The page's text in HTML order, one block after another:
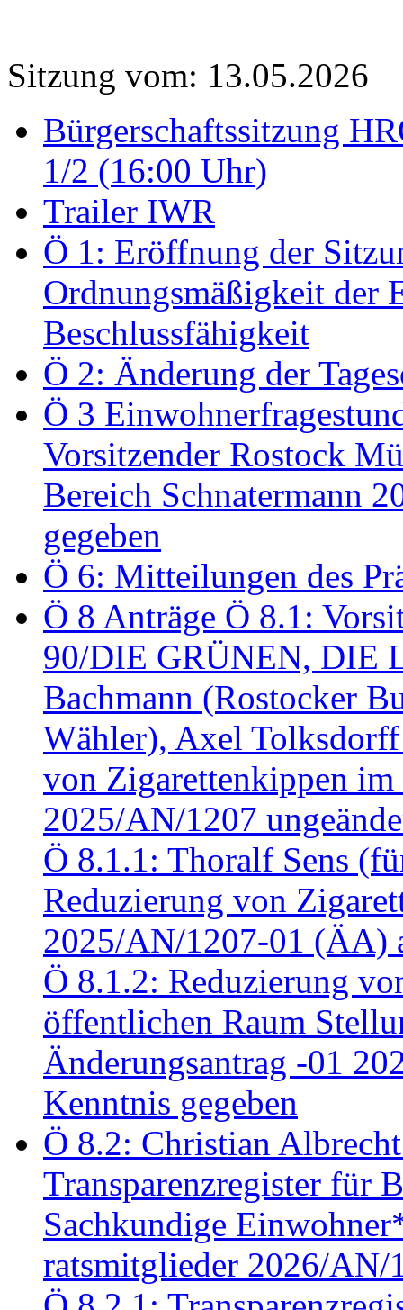
Sitzung vom: 13.05.2026
Bürgerschaftssitzung
1/2 (16:00 Uhr)
Trailer IWR
Ö 1: Eröffnung der
Ordnungsmäßigkeit der
Beschlussfähigkeit
Ö 2: Änderung der
Ö 3
Vorsitzender Rostock
Bereich Schnatermann
gegeben
Ö 6: Mitteilungen des
Ö 8 Anträge Ö 8.1:
90/DIE GRÜNEN, DIE
Bachmann (Rostocker
Wähler), Axel
von Zigarettenkippen
2025/AN/1207
Ö 8.1.1: Thoralf Sens
Reduzierung von
2025/AN/1207-01 (ÄA)
Ö 8.1.2: Reduzierung
öffentlichen Raum
Änderungsantrag -01
Kenntnis gegeben
Ö 8.2: Christian
Transparenzregister für
Sachkundige
ratsmitglieder 2026/AN/